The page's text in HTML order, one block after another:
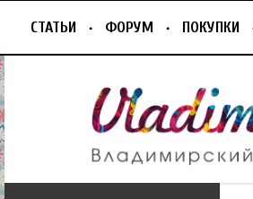
СТАТЬИ ФОРУМ ПОКУПКИ